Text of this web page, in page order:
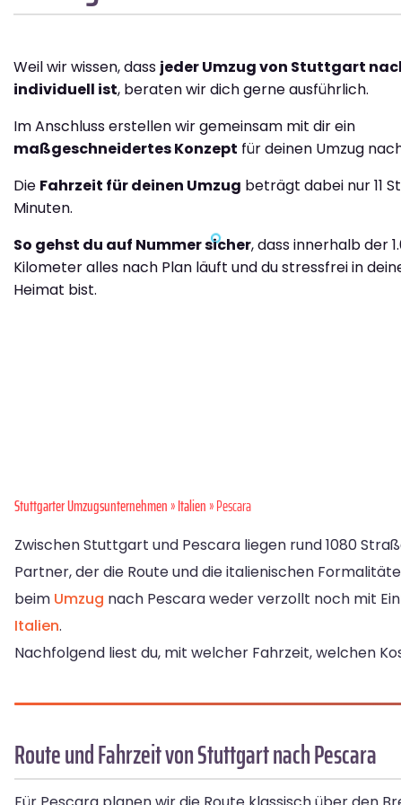
Weil wir wissen, dass jeder Umzug von Stuttgart
individuell ist, beraten wir dich gerne ausführlich.
Im Anschluss erstellen wir gemeinsam mit dir ein
maßgeschneidertes Konzept für deinen Umzug
Die Fahrzeit für deinen Umzug beträgt dabei nur 11
Minuten.
So gehst du auf Nummer sicher, dass innerhalb der
Kilometer alles nach Plan läuft und du stressfrei in
Heimat bist.
Stuttgarter Umzugsunternehmen»Italien» Pescara
Zwischen Stuttgart und Pescara liegen rund 1080
Partner, der die Route und die italienischen
beim Umzug nach Pescara weder verzollt noch mit
Italien.
Nachfolgend liest du, mit welcher Fahrzeit, welchen
Route und Fahrzeit von Stuttgart nach Pescara